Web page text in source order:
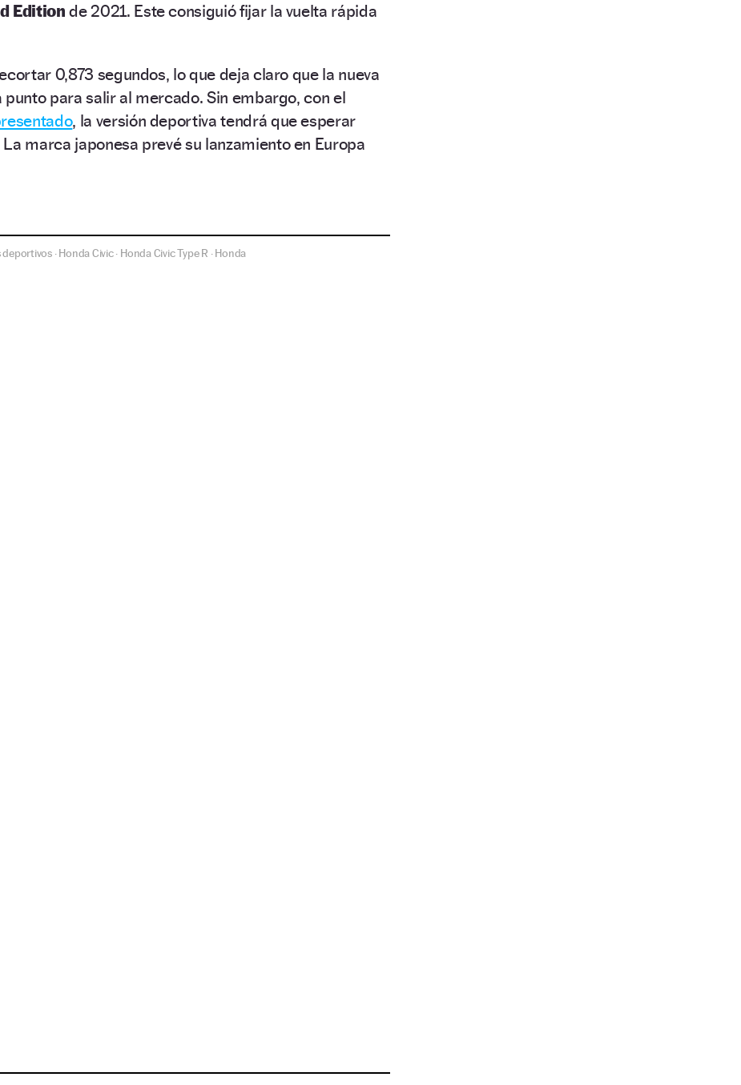
Edition de 2021. Este consiguió fijar la vuelta rápida
0,873 segundos, lo que deja claro que la nueva
punto para salir al mercado. Sin embargo, con el
, la versión deportiva tendrá que esperar
marca japonesa prevé su lanzamiento en Europa
deportivos·Honda Civic· Honda Civic Type R ·Honda